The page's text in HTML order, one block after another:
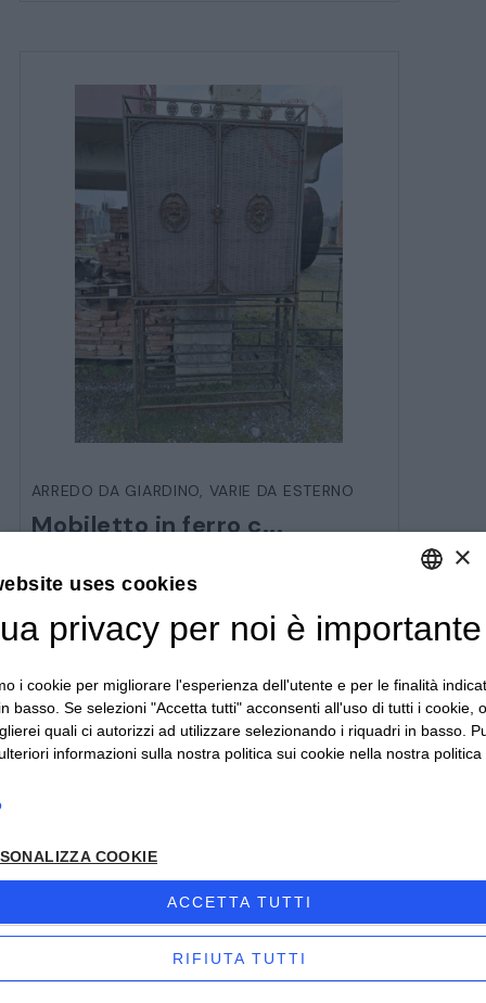
ARREDO DA GIARDINO, VARIE DA ESTERNO
Mobiletto in ferro c...
cm - Profondità 39 cm Spese di
spedizione...
DEFAULT LANGUAGE
ITALIAN
×
uses cookies
privacy per noi è importante
i cookie per migliorare l'esperienza dell'utente e per le finalità
basso. Se selezioni "Accetta tutti" acconsenti all'uso di tutti i cookie,
quali ci autorizzi ad utilizzare selezionando i riquadri in basso.
informazioni sulla nostra politica sui cookie nella nostra politica
COOKIE
ACCETTA TUTTI
RIFIUTA TUTTI